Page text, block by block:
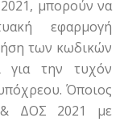
μπορούν να
εφαρμογή
των κωδικών
για την τυχόν
Όποιος
& ΔΟΣ 2021 με